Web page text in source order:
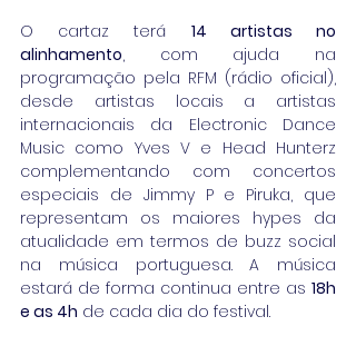
O cartaz terá 14 artistas no
alinhamento, com ajuda na
programação pela RFM (rádio oficial),
desde artistas locais a artistas
internacionais da Electronic Dance
Music como Yves V e Head Hunterz
complementando com concertos
especiais de Jimmy P e Piruka, que
representam os maiores hypes da
atualidade em termos de buzz social
na música portuguesa. A música
estará de forma continua entre as 18h
e as 4h de cada dia do festival.